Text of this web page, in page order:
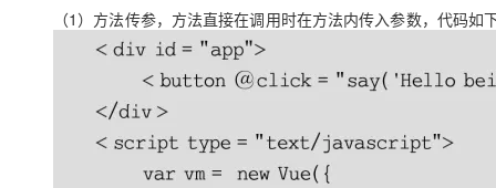
（1）方法传参，方法直接在调用时在方法内传入参数，代码如